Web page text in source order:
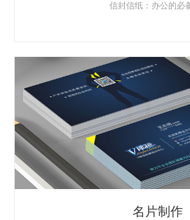
信封信纸：办公的必
名片制作